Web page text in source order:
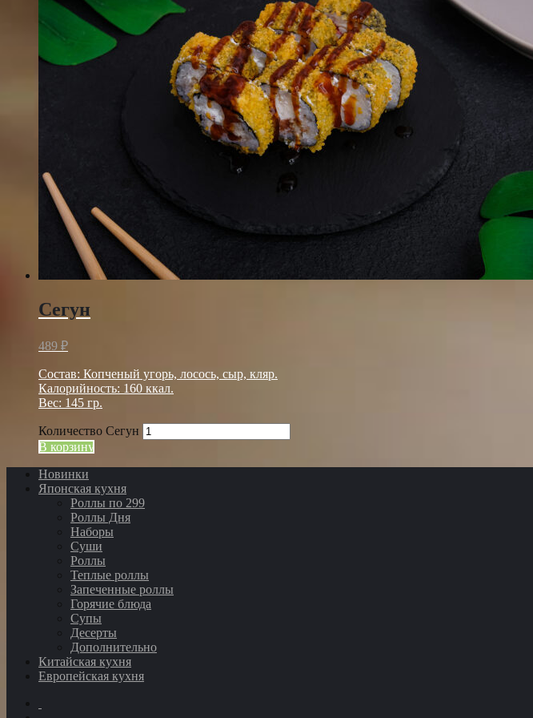
Сегун
489 ₽
Состав: Копченый угорь, лосось, сыр, кляр.
Калорийность: 160 ккал.
Вес: 145 гр.
Количество Сегун
В корзину
Новинки
Японская кухня
Роллы по 299
Роллы Дня
Наборы
Суши
Роллы
Теплые роллы
Запеченные роллы
Горячие блюда
Супы
Десерты
Дополнительно
Китайская кухня
Европейская кухня